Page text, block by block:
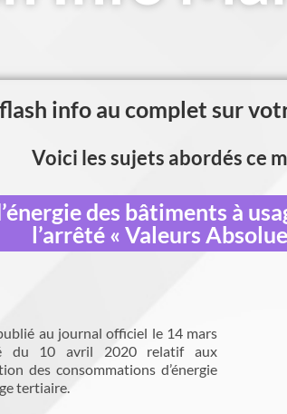
info au complet sur
Voici les sujets abordés ce
des bâtiments à
l’arrêté « Valeurs
au journal officiel le 14 mars
du 10 avril 2020 relatif aux
des consommations d’énergie
tertiaire.